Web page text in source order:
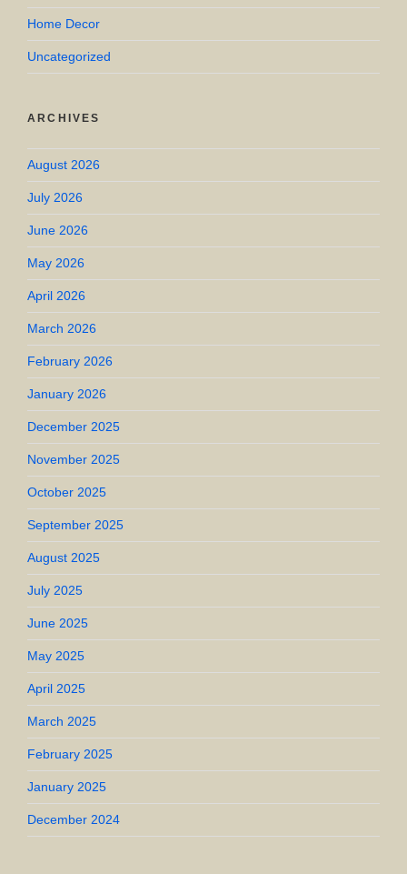
Home Decor
Uncategorized
ARCHIVES
August 2026
July 2026
June 2026
May 2026
April 2026
March 2026
February 2026
January 2026
December 2025
November 2025
October 2025
September 2025
August 2025
July 2025
June 2025
May 2025
April 2025
March 2025
February 2025
January 2025
December 2024